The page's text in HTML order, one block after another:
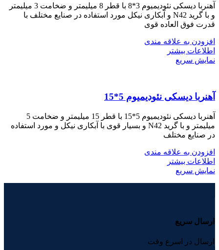
آهنربا دیسکی نئودیمیوم 3*8 با قطر 8 میلیمتر و ضخامت 3 میلیمتر
و با گرید N42 و آبکاری نیکل مورد استفاده در صنایع مختلف با
قدرت فوق العاده قوی
افزودن به علاقه مندی
اطلاعات بیشتر
نمایش سریع
آهنربا دیسکی نئودیمیوم 5*15
آهنربا دیسکی نئودیمیوم 5*15 با قطر 15 میلیمتر و ضخامت 5
میلیمتر و با گرید N42 و بسیار قوی با آبکاری نیکل و مورد استفاده
در صنایع مختلف
افزودن به علاقه مندی
اطلاعات بیشتر
نمایش سریع
ارسال سریع
ارسال در اسرع وقت